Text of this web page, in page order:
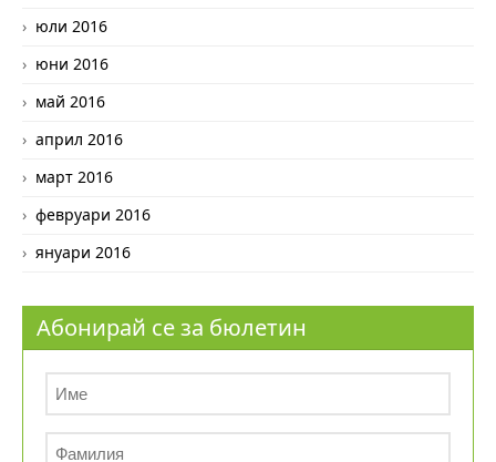
юли 2016
юни 2016
май 2016
април 2016
март 2016
февруари 2016
януари 2016
Абонирай се за бюлетин